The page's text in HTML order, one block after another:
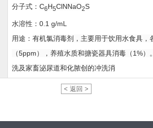
分子式： C6H5ClNNaO2S
水溶性：0.1 g/mL
用途： 有机氯消毒剂，主要用于饮用水食具，
（5ppm），养殖水质和搪瓷器具消毒（1%
洗及家畜泌尿道和化脓创的冲洗消
< 返回 >